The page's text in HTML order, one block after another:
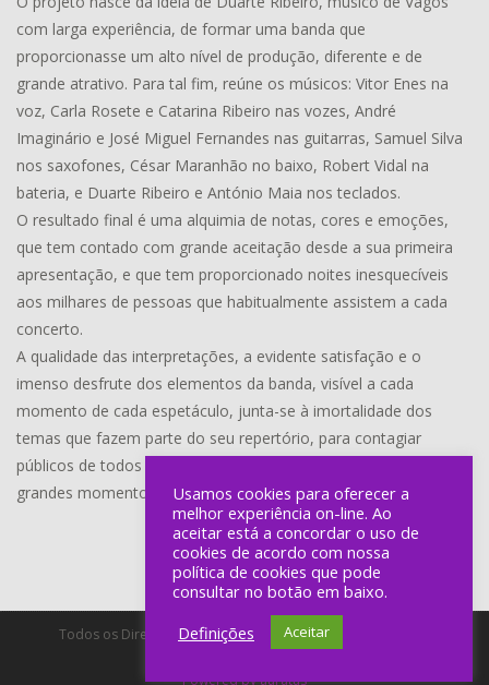
com larga experiência, de formar uma banda que
proporcionasse um alto nível de produção, diferente e de
grande atrativo. Para tal fim, reúne os músicos: Vitor Enes na
voz, Carla Rosete e Catarina Ribeiro nas vozes, André
Imaginário e José Miguel Fernandes nas guitarras, Samuel Silva
nos saxofones, César Maranhão no baixo, Robert Vidal na
bateria, e Duarte Ribeiro e António Maia nos teclados.
O resultado final é uma alquimia de notas, cores e emoções,
que tem contado com grande aceitação desde a sua primeira
apresentação, e que tem proporcionado noites inesquecíveis
aos milhares de pessoas que habitualmente assistem a cada
concerto.
A qualidade das interpretações, a evidente satisfação e o
imenso desfrute dos elementos da banda, visível a cada
momento de cada espetáculo, junta-se à imortalidade dos
temas que fazem parte do seu repertório, para contagiar
públicos de todos os tipos e todas as idades, numa viagem a
grandes momentos de som, luz e verdadeira magia musical.
Todos os Direitos Reservados a Lineu Ramos - Produção de
Powered by auratus
Usamos cookies para oferecer a
melhor experiência on-line. Ao
aceitar está a concordar o uso de
cookies de acordo com nossa
política de cookies que pode
consultar no botão em baixo.
Definições
Aceitar